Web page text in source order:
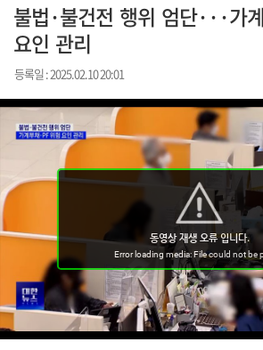
불법·불건전 행위 엄단···가
요인 관리
등록일 : 2025.02.10 20:01